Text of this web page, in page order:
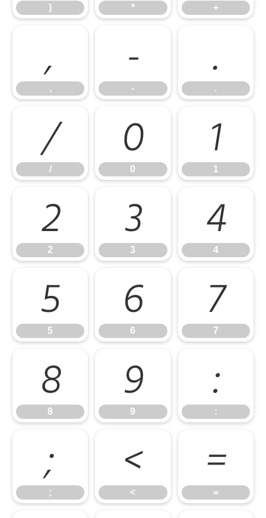
) * +
,
,
-
-
.
.
/
/
0
0
1
1
2
2
3
3
4
4
5
5
6
6
7
7
8
8
9
9
:
:
;
;
<
<
=
=